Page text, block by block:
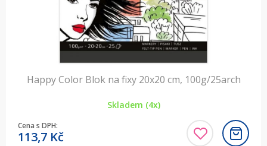
Happy Color Blok na fixy 20x20 cm, 100g/25arch
Skladem (4x)
Cena s DPH:
113,7 Kč